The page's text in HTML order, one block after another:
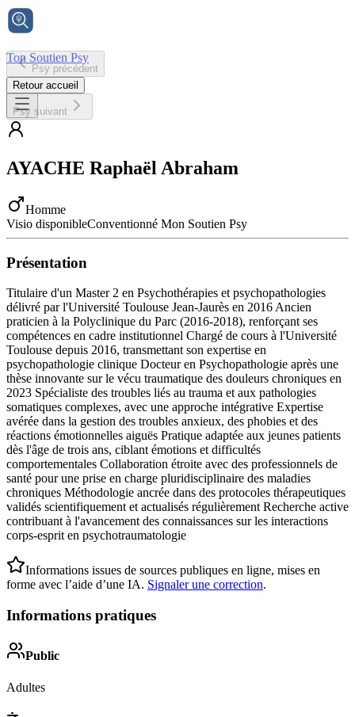
Ton Soutien Psy
Accueil
Psy précédent
Retour accueil
Psy suivant
AYACHE Raphaël Abraham
Homme
Visio disponibleConventionné Mon Soutien Psy
Présentation
Titulaire d'un Master 2 en Psychothérapies et psychopathologies
délivré par l'Université Toulouse Jean-Jaurès en 2016 Ancien
praticien à la Polyclinique du Parc (2016-2018), renforçant ses
compétences en cadre institutionnel Chargé de cours à l'Université
Toulouse depuis 2016, transmettant son expertise en
psychopathologie clinique Docteur en Psychopathologie après une
thèse innovante sur le vécu traumatique des douleurs chroniques en
2023 Spécialiste des troubles liés au trauma et aux pathologies
somatiques complexes, avec une approche intégrative Expertise
avérée dans la gestion des troubles anxieux, des phobies et des
réactions émotionnelles aiguës Pratique adaptée aux jeunes patients
dès l'âge de trois ans, ciblant émotions et difficultés
comportementales Collaboration étroite avec des professionnels de
santé pour une prise en charge pluridisciplinaire des maladies
chroniques Méthodologie ancrée dans des protocoles thérapeutiques
validés scientifiquement et actualisés régulièrement Recherche active
contribuant à l'avancement des connaissances sur les interactions
corps-esprit en psychotraumatologie
Informations issues de sources publiques en ligne, mises en
forme avec l’aide d’une IA. Signaler une correction.
Informations pratiques
Public
Adultes